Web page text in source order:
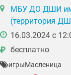
МБУ ДО ДШИ
(территория
16.03.2024 с
бесплатно
₽
игрыМасленица